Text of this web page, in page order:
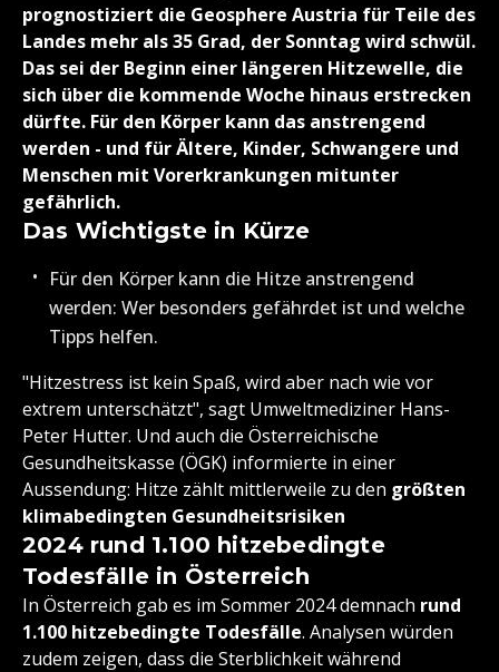
prognostiziert die Geosphere Austria für Teile des
Landes mehr als 35 Grad, der Sonntag wird schwül.
Das sei der Beginn einer längeren Hitzewelle, die
sich über die kommende Woche hinaus erstrecken
dürfte. Für den Körper kann das anstrengend
werden - und für Ältere, Kinder, Schwangere und
Menschen mit Vorerkrankungen mitunter
gefährlich.
Das Wichtigste in Kürze
Für den Körper kann die Hitze anstrengend
werden: Wer besonders gefährdet ist und welche
Tipps helfen.
"Hitzestress ist kein Spaß, wird aber nach wie vor
extrem unterschätzt", sagt Umweltmediziner Hans-
Peter Hutter. Und auch die Österreichische
Gesundheitskasse (ÖGK) informierte in einer
Aussendung: Hitze zählt mittlerweile zu den größten
klimabedingten Gesundheitsrisiken
2024 rund 1.100 hitzebedingte
Todesfälle in Österreich
In Österreich gab es im Sommer 2024 demnach rund
1.100 hitzebedingte Todesfälle. Analysen würden
zudem zeigen, dass die Sterblichkeit während